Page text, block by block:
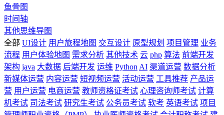
鱼骨图
时间轴
其他思维导图
全部 UI设计 用户旅程地图 交互设计 原型规划 项目管理 业务
流程 用户体验地图 需求分析 其他技术 云 php 算法 前端开发
架构 java 大数据 后端开发 运维 Python AI 渠道运营 数据分析
新媒体运营 内容运营 短视频运营 活动运营 工具推荐 产品运
营 用户运营 电商运营 教师资格证考试 心理咨询师考试 计算
机考试 司法考试 研究生考试 公务员考试 软考 英语考试 项目